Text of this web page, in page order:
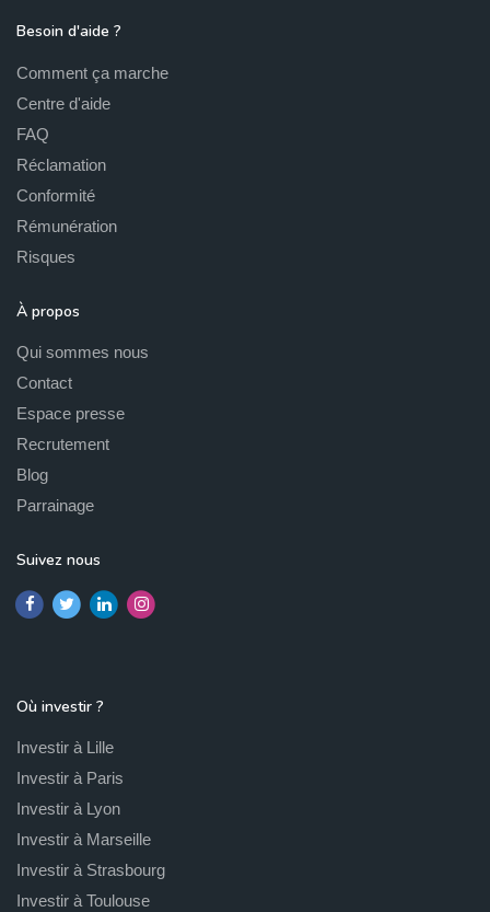
Besoin d'aide ?
Comment ça marche
Centre d'aide
FAQ
Réclamation
Conformité
Rémunération
Risques
À propos
Qui sommes nous
Contact
Espace presse
Recrutement
Blog
Parrainage
Suivez nous
Où investir ?
Investir à Lille
Investir à Paris
Investir à Lyon
Investir à Marseille
Investir à Strasbourg
Investir à Toulouse